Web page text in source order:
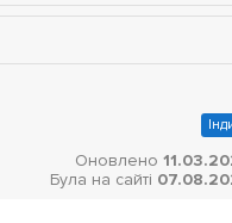
Оновлено
Була на сайті